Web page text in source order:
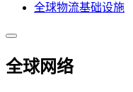
全球物流基础设施
全球网络